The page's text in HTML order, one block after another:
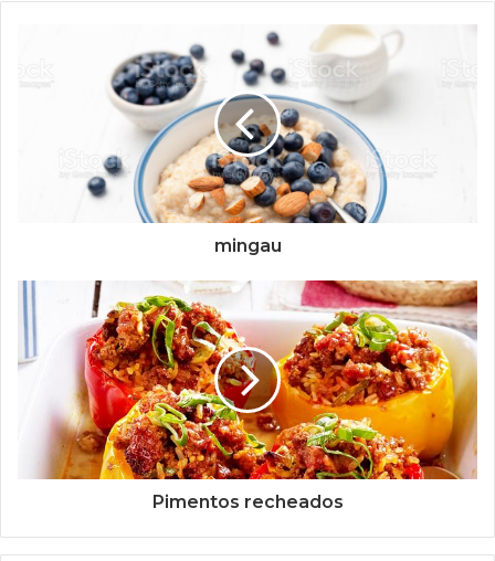
mingau
Pimentos recheados